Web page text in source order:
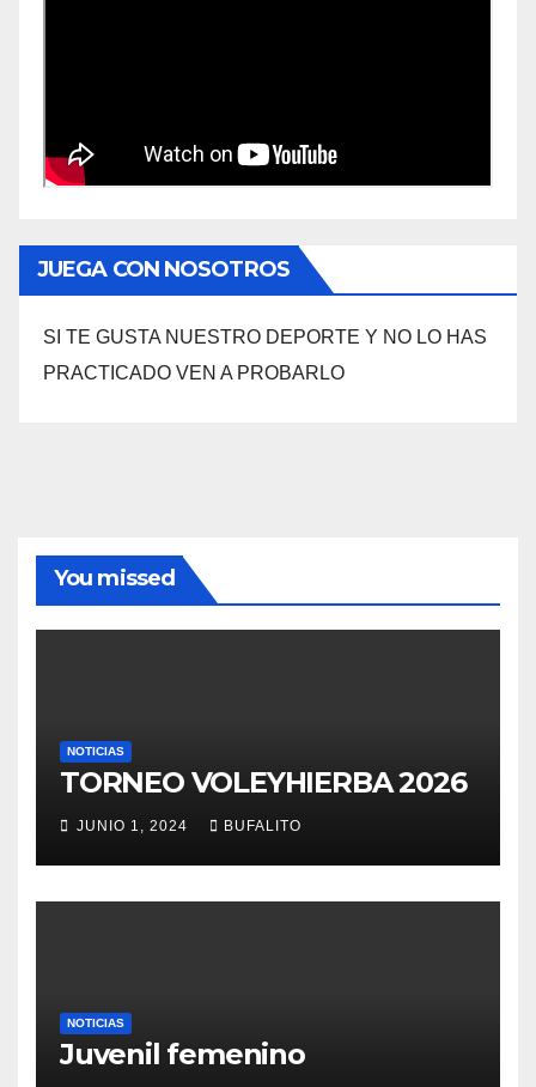
JUEGA CON NOSOTROS
SI TE GUSTA NUESTRO DEPORTE Y NO LO HAS
PRACTICADO VEN A PROBARLO
You missed
NOTICIAS
TORNEO VOLEYHIERBA 2026
JUNIO 1, 2024 BUFALITO
NOTICIAS
Juvenil femenino